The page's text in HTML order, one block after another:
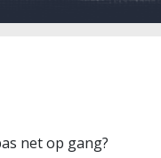
net op gang?